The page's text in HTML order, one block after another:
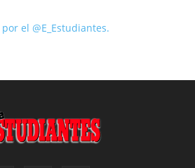
el @E_Estudiantes.